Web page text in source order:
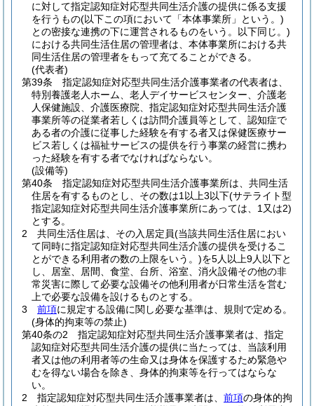
に対して指定認知症対応型共同生活介護の提供に係る支援
を行うもの(以下この項において「本体事業所」という。)
との密接な連携の下に運営されるものをいう。以下同じ。)
における共同生活住居の管理者は、本体事業所における共
同生活住居の管理者をもって充てることができる。
(代表者)
第39条
指定認知症対応型共同生活介護事業者の代表者は、
特別養護老人ホーム、老人デイサービスセンター、介護老
人保健施設、介護医療院、指定認知症対応型共同生活介護
事業所等の従業者若しくは訪問介護員等として、認知症で
ある者の介護に従事した経験を有する者又は保健医療サー
ビス若しくは福祉サービスの提供を行う事業の経営に携わ
った経験を有する者でなければならない。
(設備等)
第40条
指定認知症対応型共同生活介護事業所は、共同生活
住居を有するものとし、その数は1以上3以下(サテライト型
指定認知症対応型共同生活介護事業所にあっては、1又は2)
とする。
2
共同生活住居は、その入居定員(当該共同生活住居におい
て同時に指定認知症対応型共同生活介護の提供を受けるこ
とができる利用者の数の上限をいう。)を5人以上9人以下と
し、居室、居間、食堂、台所、浴室、消火設備その他の非
常災害に際して必要な設備その他利用者が日常生活を営む
上で必要な設備を設けるものとする。
3
前項に規定する設備に関し必要な基準は、規則で定める。
(身体的拘束等の禁止)
第40条の2
指定認知症対応型共同生活介護事業者は、指定
認知症対応型共同生活介護の提供に当たっては、当該利用
者又は他の利用者等の生命又は身体を保護するため緊急や
むを得ない場合を除き、身体的拘束等を行ってはならな
い。
2
指定認知症対応型共同生活介護事業者は、 前項の身体的拘